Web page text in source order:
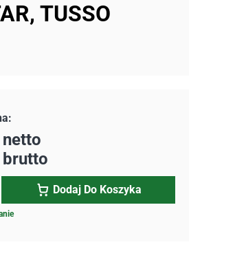
TUSSO
netto
brutto
Dodaj Do Koszyka